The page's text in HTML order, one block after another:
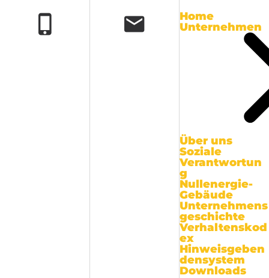
Home
Unternehmen
Über uns
Soziale
Verantwortun
g
Nullenergie-
Gebäude
Unternehmens
geschichte
Verhaltenskod
ex
Hinweisgeben
densystem
Downloads